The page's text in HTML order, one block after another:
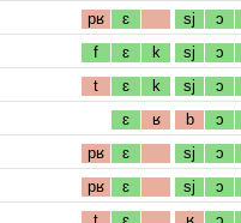
pʁ ɛ sj ɔ
f ɛ k sj ɔ
t ɛ k sj ɔ
ɛ ʁ b ɔ
pʁ ɛ sj ɔ
pʁ ɛ sj ɔ